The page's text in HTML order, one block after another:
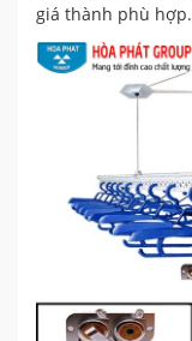
giá thành phù hợp.